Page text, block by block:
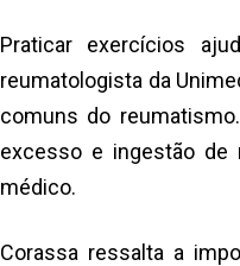
Praticar exercícios
reumatologista da
comuns do
excesso e ingestão de
médico.
Corassa ressalta a